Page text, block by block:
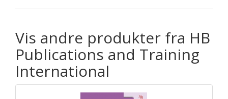
Vis andre produkter fra HB
Publications and Training
International